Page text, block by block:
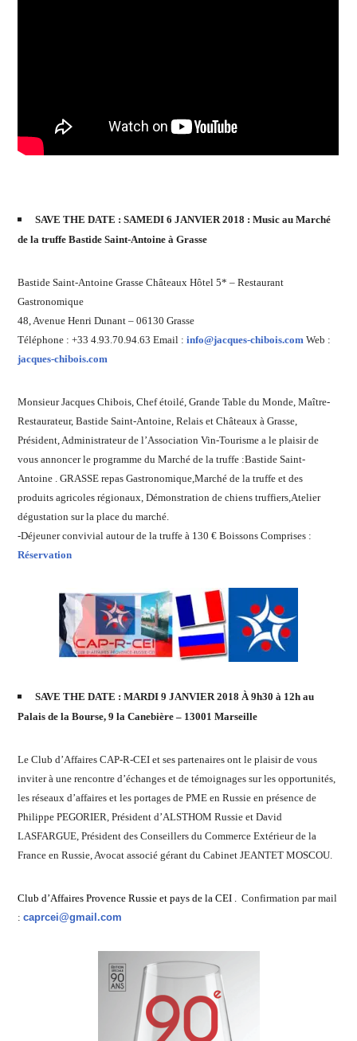
SAVE THE DATE : SAMEDI 6 JANVIER 2018 : Music au Marché
de la truffe Bastide Saint-Antoine à Grasse
Bastide Saint-Antoine Grasse Châteaux Hôtel 5* – Restaurant
Gastronomique
48, Avenue Henri Dunant – 06130 Grasse
Téléphone : +33 4.93.70.94.63 Email :info@jacques-chibois.com Web :
jacques-chibois.com
Monsieur Jacques Chibois, Chef étoilé, Grande Table du Monde, Maître-
Restaurateur, Bastide Saint-Antoine, Relais et Châteaux à Grasse,
Président, Administrateur de l’Association Vin-Tourisme a le plaisir de
vous annoncer le programme du Marché de la truffe :Bastide Saint-
Antoine . GRASSE repas Gastronomique,Marché de la truffe et des
produits agricoles régionaux, Démonstration de chiens truffiers,Atelier
dégustation sur la place du marché.
-Déjeuner convivial autour de la truffe à 130 € Boissons Comprises :
Réservation
SAVE THE DATE : MARDI 9 JANVIER 2018 À9h30 à 12h au
Palais de la Bourse, 9 la Canebière – 13001 Marseille
Le Club d’Affaires CAP-R-CEI et ses partenaires ont le plaisir de vous
inviter à une rencontre d’échanges et de témoignages sur les opportunités,
les réseaux d’affaires et les portages de PME en Russie en présence de
Philippe PEGORIER, Président d’ALSTHOM Russie et David
LASFARGUE, Président des Conseillers du Commerce Extérieur de la
France en Russie, Avocat associé gérant du Cabinet JEANTET MOSCOU.
Club d’Affaires Provence Russie et pays de la CEI .Confirmation par mail
:caprcei@gmail.com